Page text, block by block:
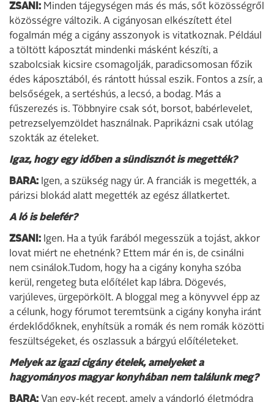
ZSANI: Minden tájegységen más és más, sőt közösségről
közösségre változik. A cigányosan elkészített étel
fogalmán még a cigány asszonyok is vitatkoznak. Például
a töltött káposztát mindenki másként készíti, a
szabolcsiak kicsire csomagolják, paradicsomosan főzik
édes káposztából, és rántott hússal eszik. Fontos a zsír, a
belsőségek, a sertéshús, a lecsó, a bodag. Más a
fűszerezés is. Többnyire csak sót, borsot, babérlevelet,
petrezselyemzöldet használnak. Paprikázni csak utólag
szokták az ételeket.
Igaz, hogy egy időben a sündisznót is megették?
BARA: Igen, a szükség nagy úr. A franciák is megették, a
párizsi blokád alatt megették az egész állatkertet.
A ló is belefér?
ZSANI: Igen. Ha a tyúk farából megesszük a tojást, akkor
lovat miért ne ehetnénk? Ettem már én is, de csinálni
nem csinálok.Tudom, hogy ha a cigány konyha szóba
kerül, rengeteg buta előítélet kap lábra. Dögevés,
varjúleves, ürgepörkölt. A bloggal meg a könyvvel épp az
a célunk, hogy fórumot teremtsünk a cigány konyha iránt
érdeklődőknek, enyhítsük a romák és nem romák közötti
feszültségeket, és oszlassuk a bárgyú előítéleteket.
Melyek az igazi cigány ételek, amelyeket a
hagyományos magyar konyhában nem találunk meg?
BARA: Van egy-két recept, amely a vándorló életmódra